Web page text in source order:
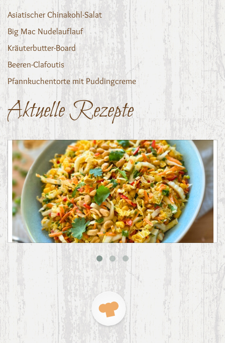
Asiatischer Chinakohl-Salat
Big Mac Nudelauflauf
Kräuterbutter-Board
Beeren-Clafoutis
Pfannkuchentorte mit Puddingcreme
Aktuelle Rezepte
Asiatischer Chinakohl-Salat